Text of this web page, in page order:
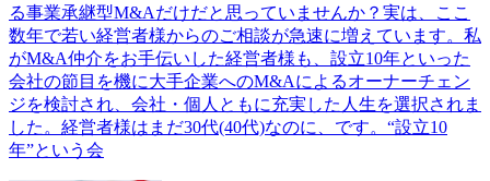
る事業承継型M&Aだけだと思っていませんか？実は、ここ
数年で若い経営者様からのご相談が急速に増えています。私
がM&A仲介をお手伝いした経営者様も、設立10年といった
会社の節目を機に大手企業へのM&Aによるオーナーチェン
ジを検討され、会社・個人ともに充実した人生を選択されま
した。経営者様はまだ30代(40代)なのに、です。“設立10
年”という会